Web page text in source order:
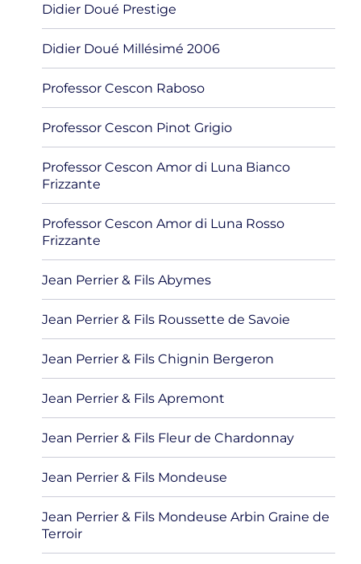
Didier Doué Prestige
Didier Doué Millésimé 2006
Professor Cescon Raboso
Professor Cescon Pinot Grigio
Professor Cescon Amor di Luna Bianco
Frizzante
Professor Cescon Amor di Luna Rosso
Frizzante
Jean Perrier & Fils Abymes
Jean Perrier & Fils Roussette de Savoie
Jean Perrier & Fils Chignin Bergeron
Jean Perrier & Fils Apremont
Jean Perrier & Fils Fleur de Chardonnay
Jean Perrier & Fils Mondeuse
Jean Perrier & Fils Mondeuse Arbin Graine de
Terroir